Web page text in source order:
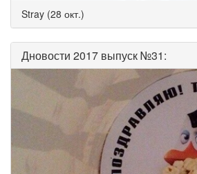
Stray (28 окт.)
Дновости 2017 выпуск №31: